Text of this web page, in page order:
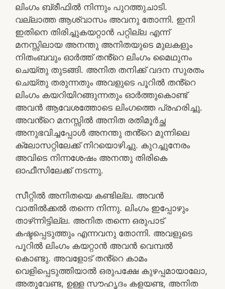
ലിംഗം ബ്രീഫിൽ നിന്നും പുറത്തുചാടി.
വല്ലാത്ത ആശ്വാസം അവനു തോന്നി. ഇനി
ഇതിനെ തിരിച്ചുകയറ്റാൻ പറ്റില്ല എന്ന്
മനസ്സിലായ അനന്തു അനിതയുടെ മുലകളും
നിതംബവും ഓർത്ത് തൻ്റെ ലിംഗം മൈഥുനം
ചെയ്തു തുടങ്ങി. അനിത തനിക്ക് വദന സുരതം
ചെയ്തു തരുന്നതും അവളുടെ പൂറിൽ തൻ്റെ
ലിംഗം കയറിയിറങ്ങുന്നതും ഓർത്തുകൊണ്ട്
അവൻ ആവേശത്തോടെ ലിംഗത്തെ പ്രഹരിച്ചു.
അവൻ്റെ മനസ്സിൽ അനിത രതിമൂർച്ഛ
അനുഭവിച്ചപ്പോൾ അനന്തു തൻ്റെ മുന്നിലെ
ക്ലോസറ്റിലേക്ക് നിറയൊഴിച്ചു. കുറച്ചുനേരം
അവിടെ നിന്നശേഷം അനന്തു തിരികെ
ഓഫീസിലേക്ക് നടന്നു.
സീറ്റിൽ അനിതയെ കണ്ടില്ല. അവൻ
വാതിൽക്കൽ തന്നെ നിന്നു. ലിംഗം ഇപ്പോഴും
താഴ്‌ന്നിട്ടില്ല. അനിത തന്നെ ഒരുപാട്
കഷ്ടപ്പെടുത്തും എന്നവനു തോന്നി. അവളുടെ
പൂറിൽ ലിംഗം കയറ്റാൻ അവൻ വെമ്പൽ
കൊണ്ടു. അവളോട് തൻ്റെ കാമം
വെളിപ്പെടുത്തിയാൽ ഒരുപക്ഷേ കുഴപ്പമായാലോ,
അതുവേണ്ട, ഉള്ള സൗഹൃദം കളയണ്ട, അനിത